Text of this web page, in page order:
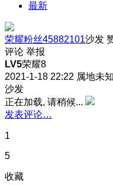
最新
荣耀粉丝45882101沙发
评论 举报
LV5荣耀8
2021-1-18 22:22 属地未知
沙发
正在加载, 请稍候...
发表评论…
1
5
收藏